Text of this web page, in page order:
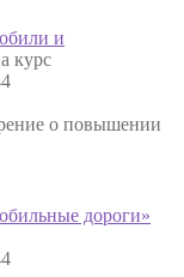
и
курс
о повышении
дороги»